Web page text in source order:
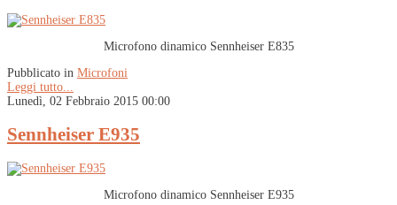
Microfono dinamico Sennheiser E835
Pubblicato in Microfoni
Leggi tutto...
Lunedì, 02 Febbraio 2015 00:00
Sennheiser E935
Microfono dinamico Sennheiser E935